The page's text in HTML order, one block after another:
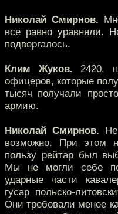
Николай Смирнов.
все равно уравняли.
подвергалось.
Клим Жуков. 2420,
офицеров, которые
тысяч получали
армию.
Николай Смирнов.
возможно. При этом
пользу рейтар был
Мы не могли себе
ударные части
гусар польско-
Они требовали менее